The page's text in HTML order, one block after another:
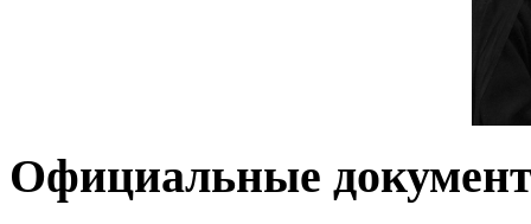
Официальные